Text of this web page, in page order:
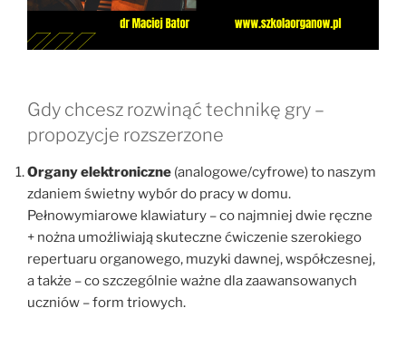
Gdy chcesz rozwinąć technikę gry –
propozycje rozszerzone
Organy elektroniczne (analogowe/cyfrowe) to naszym
zdaniem świetny wybór do pracy w domu.
Pełnowymiarowe klawiatury – co najmniej dwie ręczne
+ nożna umożliwiają skuteczne ćwiczenie szerokiego
repertuaru organowego, muzyki dawnej, współczesnej,
a także – co szczególnie ważne dla zaawansowanych
uczniów – form triowych.